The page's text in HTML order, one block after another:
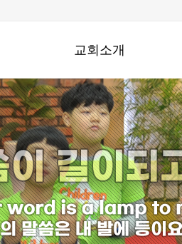
교회소개
창동진실교회는
교회연혁
예배안내
섬기는 이들
찾아오시는길